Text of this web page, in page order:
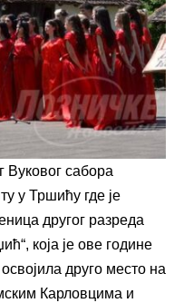
Вуковог сабора
у Тршићу где је
другог разреда
која је ове године
друго место на
Карловцима и